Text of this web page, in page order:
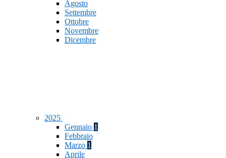
Agosto
Settembre
Ottobre
Novembre
Dicembre
2025
Gennaio 1
Febbraio
Marzo 1
Aprile